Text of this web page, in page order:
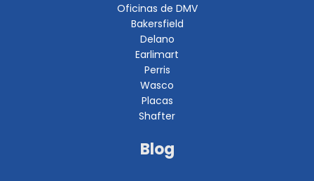
Oficinas de DMV
Bakersfield
Delano
Earlimart
Perris
Wasco
Placas
Shafter
Blog